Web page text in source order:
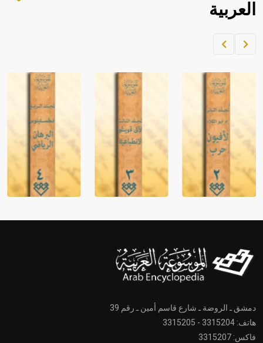
العربية
دمشق ـ الروضة ـ شارع قاسم أمين ـ رقم 39
هاتف: 3315204 - 3315205
فاكس: 3315207